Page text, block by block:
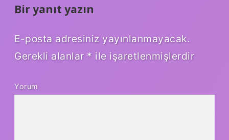
Bir yanıt yazın
E-posta adresiniz yayınlanmayacak.
Gerekli alanlar * ile işaretlenmişlerdir
Yorum